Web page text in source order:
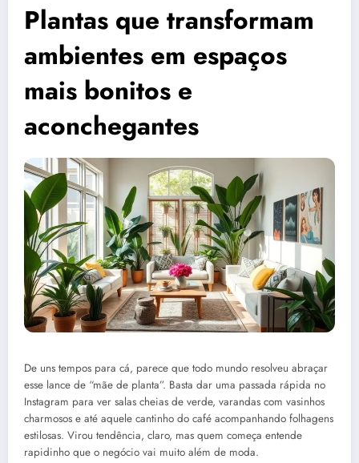
Plantas que transformam
ambientes em espaços
mais bonitos e
aconchegantes
De uns tempos para cá, parece que todo mundo resolveu abraçar
esse lance de “mãe de planta”. Basta dar uma passada rápida no
Instagram para ver salas cheias de verde, varandas com vasinhos
charmosos e até aquele cantinho do café acompanhando folhagens
estilosas. Virou tendência, claro, mas quem começa entende
rapidinho que o negócio vai muito além de moda.